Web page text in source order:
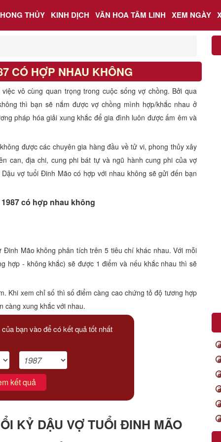
THỦY KINH DỊCH VĂN HOA TÂM LINH XEM NGÀY
CÓ HỢP NHAU KHÔNG
việc vô cùng quan trọng trong cuộc sống vợ chồng. Bởi qua
thì bạn sẽ nắm được vợ chồng mình hợp/khắc nhau ở
pháp hóa giải xung khắc để gia đình luôn được ấm êm và
được các chuyên gia hàng đầu về tử vi, phong thủy xây
can, địa chi, cung phi bát tự và ngũ hành cung phi của vợ
vợ tuổi Đinh Mão có hợp với nhau không sẽ gửi đến bạn
có hợp nhau không
Mão không phân tích trên 5 tiêu chí khác nhau. Với mỗi
hợp - không khắc) sẽ được 1 điểm và nếu khắc nhau thì sẽ
Khi xem chỉ số thì số điểm càng cao chứng tỏ độ tương hợp
càng xung khắc với nhau.
bạn vào để có kết quả tốt nhất
kết quả
KỶ DẬU VỢ TUỔI ĐINH MÃO